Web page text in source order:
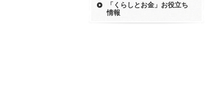
「くらしとお金」お役立ち
情報